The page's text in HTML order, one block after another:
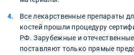
Все лекарственные препараты
костей прошли процедуру
РФ. Зарубежные и
поставляют только прямые